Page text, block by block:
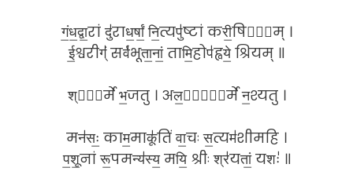
गं॒ध॒द्वा॒रां दु॑राध॒र्षां॒ नि॒त्यपु॑ष्टां करी॒षिणी᳚म् ।
ई॒श्वरीग्ं॑ सर्व॑भूता॒नां॒ तामि॒होप॑ह्वये॒ श्रियम् ॥
श्री᳚र्मे भ॒जतु । अल॒क्षी᳚र्मे न॒श्यतु ।
मन॑सः॒ काम॒माकू॑तिं वा॒चः स॒त्यम॑शीमहि ।
प॒शू॒नां रू॒पमन्य॑स्य॒ मयि॒ श्रीः श्र॑यतां॒ यशः॑ ॥